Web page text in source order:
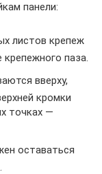
панели:
листов крепеж
паза.
вверху,
кромки
точках —
оставаться